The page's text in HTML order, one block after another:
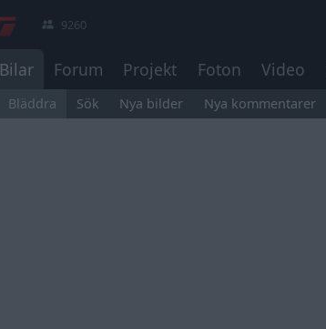
9260
Bilar Forum Projekt Foton Video
Bläddra Sök Nya bilder Nya kommentarer